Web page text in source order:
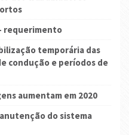
requerimento
temporária das
condução e períodos de
aumentam em 2020
do sistema